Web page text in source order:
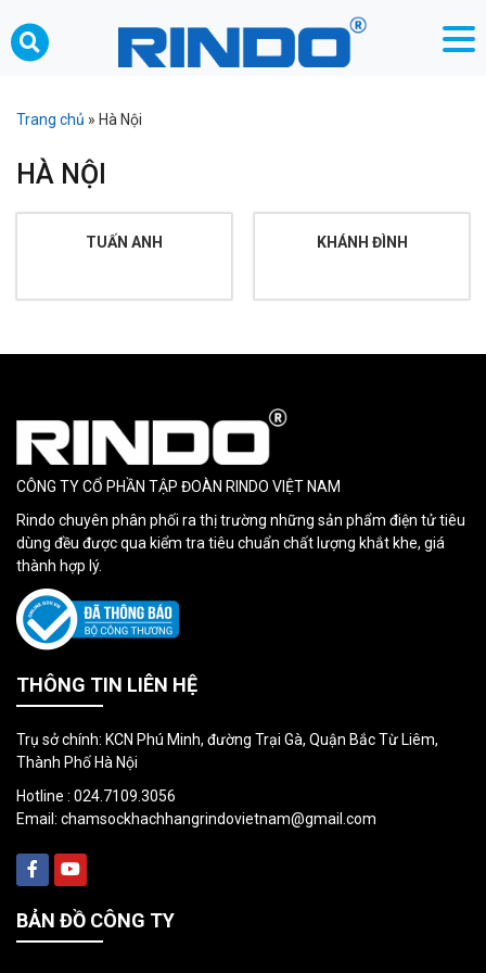
Trang chủ » Hà Nội
HÀ NỘI
TUẤN ANH KHÁNH ĐÌNH
CÔNG TY CỔ PHẦN TẬP ĐOÀN RINDO VIỆT NAM
Rindo chuyên phân phối ra thị trường những sản phẩm điện tử tiêu
dùng đều được qua kiểm tra tiêu chuẩn chất lượng khắt khe, giá
thành hợp lý.
THÔNG TIN LIÊN HỆ
Trụ sở chính: KCN Phú Minh, đường Trại Gà, Quận Bắc Từ Liêm,
Thành Phố Hà Nội
Hotline : 024.7109.3056
Email: chamsockhachhangrindovietnam@gmail.com
BẢN ĐỒ CÔNG TY